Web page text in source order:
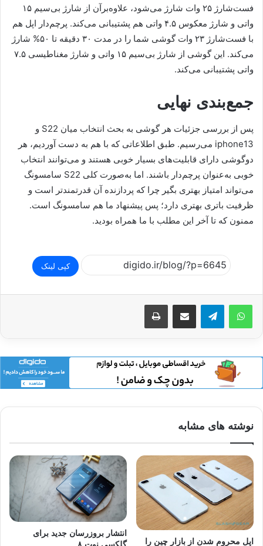
فست‌شارژ ۲۵ وات شارژ می‌شود، علاوه‌برآن از شارژ بی‌سیم ۱۵
واتی و شارژ معکوس ۴.۵ واتی هم پشتیبانی می‌کند. پرچم‌دار اپل هم
با فست‌شارژ ۲۳ وات گوشی شما را در مدت ۳۰ دقیقه تا ۵۰% شارژ
می‌کند. این گوشی از شارژ بی‌سیم ۱۵ واتی و شارژ مغناطیسی ۷.۵
واتی پشتیبانی می‌کند.
جمع‌بندی نهایی
پس از بررسی جزئیات هر گوشی به بحث انتخاب میان S22 و
iphone13 می‌رسیم. طبق اطلاعاتی که با هم به دست آوردیم، هر
دوگوشی دارای قابلیت‌های بسیار خوبی هستند و می‌توانند انتخاب
خوبی به‌عنوان پرچم‌دار باشند. اما به‌صورت کلی S22 سامسونگ
می‌تواند امتیاز بهتری بگیر چرا که پردازنده آن قدرتمندتر است و
ظرفیت باتری بهتری دارد؛ پس پیشنهاد ما هم سامسونگ است.
ممنون که تا آخر این مطلب با ما همراه بودید.
کپی لینک
اشتراک گذاری از طریق ایمیل چاپ
نوشته های مشابه
اپل محروم شدن از بازار چین را
انتشار بروزرسان جدید برای
گلکسی نوت ۸